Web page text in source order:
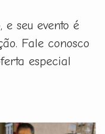
seu evento é
Fale conosco
especial